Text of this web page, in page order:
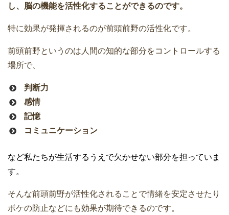
し、脳の機能を活性化することができるのです。
特に効果が発揮されるのが前頭前野の活性化です。
前頭前野というのは人間の知的な部分をコントロールする
場所で、
判断力
感情
記憶
コミュニケーション
など私たちが生活するうえで欠かせない部分を担っていま
す。
そんな前頭前野が活性化されることで情緒を安定させたり
ボケの防止などにも効果が期待できるのです。